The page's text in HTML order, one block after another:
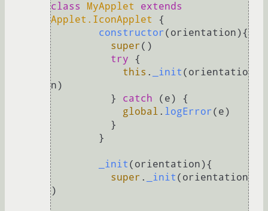
class MyApplet
extends
Applet.IconApplet
{
constructor ( orientation){
super()
try {
this . _init (orientatio
n)
	  }
catch (e) {
global . logError (e)
_init ( orientation){
super . _init (orientation
)